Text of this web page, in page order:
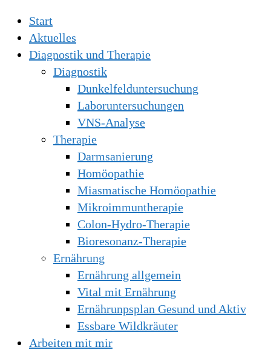
Start
Aktuelles
Diagnostik und Therapie
Diagnostik
Dunkelfelduntersuchung
Laboruntersuchungen
VNS-Analyse
Therapie
Darmsanierung
Homöopathie
Miasmatische Homöopathie
Mikroimmuntherapie
Colon-Hydro-Therapie
Bioresonanz-Therapie
Ernährung
Ernährung allgemein
Vital mit Ernährung
Ernährunpsplan Gesund und Aktiv
Essbare Wildkräuter
Arbeiten mit mir